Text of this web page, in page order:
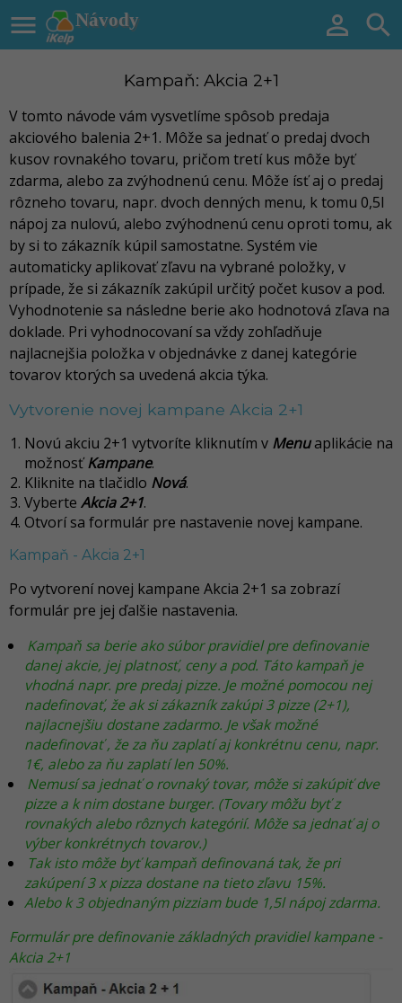
Návody
  
Kampaň: Akcia 2+1
V tomto návode vám vysvetlíme spôsob predaja
akciového balenia 2+1. Môže sa jednať o predaj dvoch
kusov rovnakého tovaru, pričom tretí kus môže byť
zdarma, alebo za zvýhodnenú cenu. Môže ísť aj o predaj
rôzneho tovaru, napr. dvoch denných menu, k tomu 0,5l
nápoj za nulovú, alebo zvýhodnenú cenu oproti tomu, ak
by si to zákazník kúpil samostatne. Systém vie
automaticky aplikovať zľavu na vybrané položky, v
prípade, že si zákazník zakúpil určitý počet kusov a pod.
Vyhodnotenie sa následne berie ako hodnotová zľava na
doklade. Pri vyhodnocovaní sa vždy zohľadňuje
najlacnejšia položka v objednávke z danej kategórie
tovarov ktorých sa uvedená akcia týka.
Vytvorenie novej kampane Akcia 2+1
Novú akciu 2+1 vytvoríte kliknutím v Menuaplikácie na
možnosťKampane.
Kliknite na tlačidlo Nová.
Vyberte Akcia 2+1.
Otvorí sa formulár pre nastavenie novej kampane.
Kampaň - Akcia 2+1
Po vytvorení novej kampane Akcia 2+1 sa zobrazí
formulár pre jej ďalšie nastavenia.
Kampaň sa berie ako súbor pravidiel pre definovanie
danej akcie, jej platnosť, ceny a pod. Táto kampaň je
vhodná napr. pre predaj pizze. Je možné pomocou nej
nadefinovať, že ak si zákazník zakúpi 3 pizze (2+1),
najlacnejšiu dostane zadarmo. Je však možné
nadefinovať , že za ňu zaplatí aj konkrétnu cenu, napr.
1€, alebo za ňu zaplatí len 50%.
Nemusí sa jednať o rovnaký tovar, môže si zakúpiť dve
pizze a k nim dostane burger. (Tovary môžu byť z
rovnakých alebo rôznych kategórií. Môže sa jednať aj o
výber konkrétnych tovarov.)
Tak isto môže byť kampaň definovaná tak, že pri
zakúpení 3 x pizza dostane na tieto zľavu 15%.
Alebo k 3 objednaným pizziam bude 1,5l nápoj zdarma.
Formulár pre definovanie základných pravidiel kampane -
Akcia 2+1